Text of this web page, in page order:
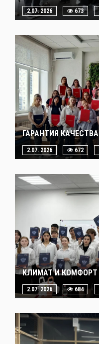
2.07. 2026 673
ГАРАНТИЯ КАЧЕСТВА
2.07. 2026 672
КЛИМАТ И КОМФОРТ
2.07. 2026 684